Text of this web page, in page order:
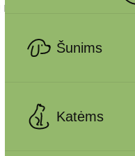
Šunims
Katėms
šunims 100 g